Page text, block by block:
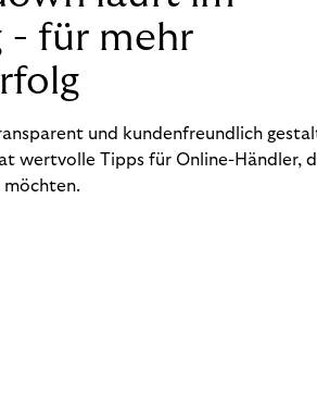
- für mehr
und kundenfreundlich
wertvolle Tipps für Online-Händler,